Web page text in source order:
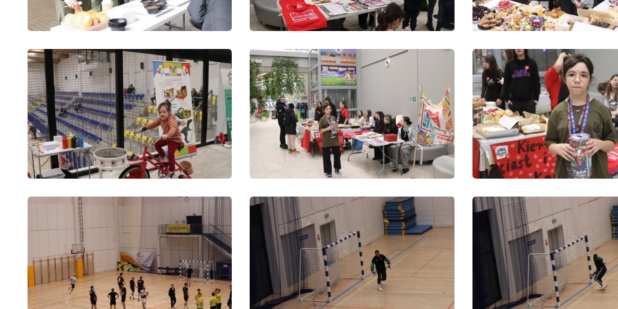
Ustawienia
Szanujemy Twoją prywatność. Możesz zmienić ustawienia cookies lub zaakceptować je
wszystkie. W dowolnym momencie możesz dokonać zmiany swoich ustawień.
Niezbędne
Niezbędne pliki cookies służą do prawidłowego funkcjonowania strony internetowej i
umożliwiają Ci komfortowe korzystanie z oferowanych przez nas usług.
Pliki cookies odpowiadają na podejmowane przez Ciebie działania w celu m.in.
Więcej